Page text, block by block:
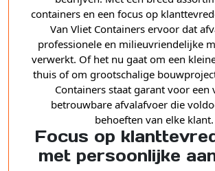
containers en een focus op
Van Vliet Containers ervoor dat
professionele en milieuvriendelijke
verwerkt. Of het nu gaat om een
thuis of om grootschalige
Containers staat garant voor een
betrouwbare afvalafvoer die
behoeften van elke klant.
Focus op
met persoonlijke